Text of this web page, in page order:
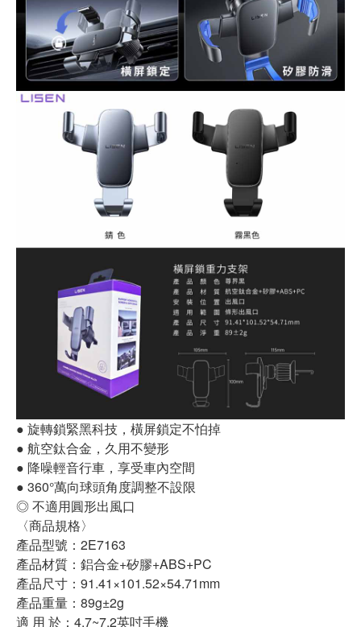
● 旋轉鎖緊黑科技，橫屏鎖定不怕掉
● 航空鈦合金，久用不變形
● 降噪輕音行車，享受車內空間
● 360°萬向球頭角度調整不設限
◎ 不適用圓形出風口
〈商品規格〉
產品型號：2E7163
產品材質：鋁合金+矽膠+ABS+PC
產品尺寸：91.41×101.52×54.71mm
產品重量：89g±2g
適 用 於：4.7~7.2英吋手機